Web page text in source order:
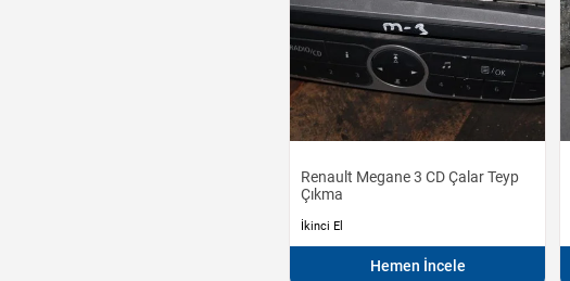
Renault Megane 3 CD Çalar Teyp
Çıkma
İkinci El
Hemen İncele